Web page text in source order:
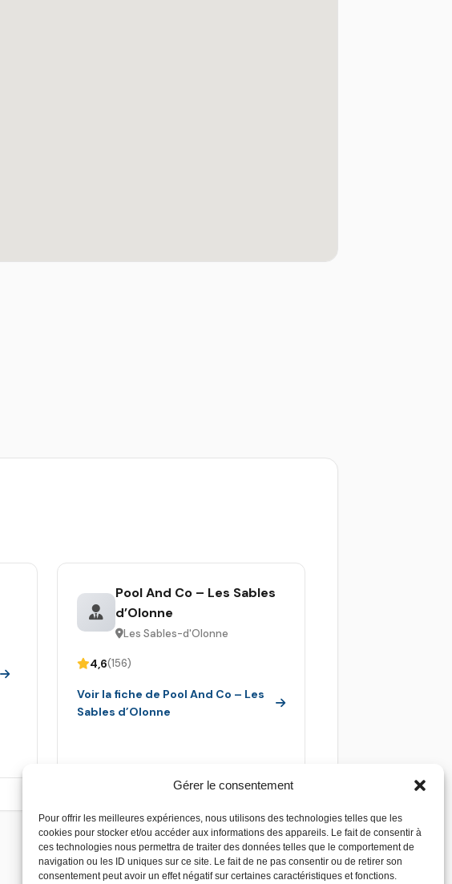
Gérer le consentement
Pour offrir les meilleures expériences, nous utilisons des technologies telles que les
cookies pour stocker et/ou accéder aux informations des appareils. Le fait de consentir à
ces technologies nous permettra de traiter des données telles que le comportement de
navigation ou les ID uniques sur ce site. Le fait de ne pas consentir ou de retirer son
consentement peut avoir un effet négatif sur certaines caractéristiques et fonctions.
Pool And Co – Les Sables
d’Olonne
Les Sables-d'Olonne
4,6(156)
Voir la fiche de Pool And Co – Les
Sables d’Olonne